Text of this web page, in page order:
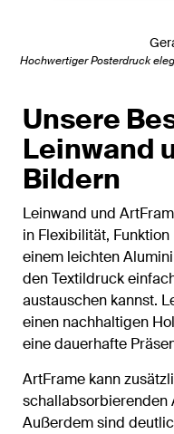
Hochwertiger Posterdruck
Unsere
Leinwand
Bildern
Leinwand und
in Flexibilität,
einem leichten
den Textildruck
austauschen kannst.
einen nachhaltigen
eine dauerhafte
ArtFrame kann
schallabsorbierenden
Außerdem sind